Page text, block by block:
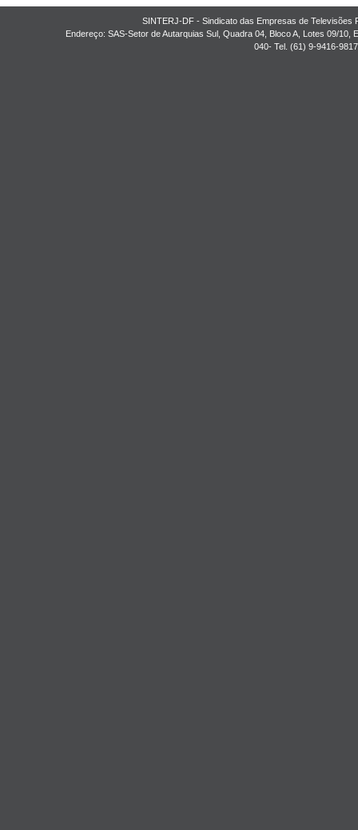
SINTERJ-DF - Sindicato das Empresas de Televisões
Endereço: SAS-Setor de Autarquias Sul, Quadra 04, Bloco A, Lotes 09/
040- Tel. (61) 9-9416-